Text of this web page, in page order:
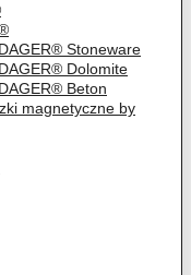
Stoneware
Dolomite
Beton
magnetyczne by